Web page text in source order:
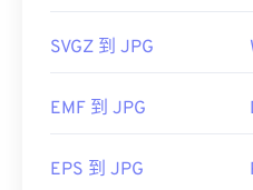
Microsoft 應用程式（例
SVGZ 到 JPG
EMF 到 JPG
EPS 到 JPG